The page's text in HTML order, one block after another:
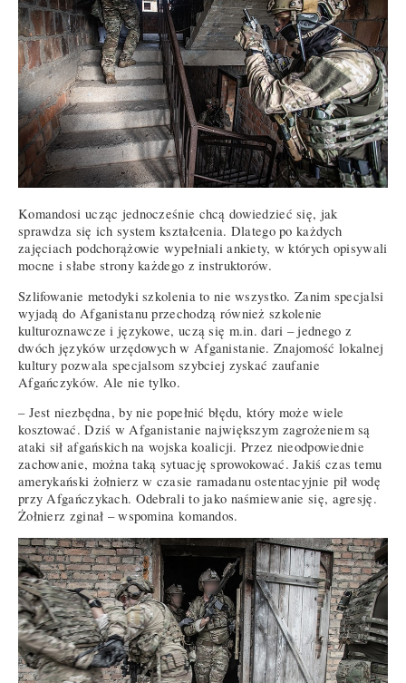
Komandosi ucząc jednocześnie chcą dowiedzieć się, jak
sprawdza się ich system kształcenia. Dlatego po każdych
zajęciach podchorążowie wypełniali ankiety, w których opisywali
mocne i słabe strony każdego z instruktorów.
Szlifowanie metodyki szkolenia to nie wszystko. Zanim specjalsi
wyjadą do Afganistanu przechodzą również szkolenie
kulturoznawcze i językowe, uczą się m.in. dari – jednego z
dwóch języków urzędowych w Afganistanie. Znajomość lokalnej
kultury pozwala specjalsom szybciej zyskać zaufanie
Afgańczyków. Ale nie tylko.
– Jest niezbędna, by nie popełnić błędu, który może wiele
kosztować. Dziś w Afganistanie największym zagrożeniem są
ataki sił afgańskich na wojska koalicji. Przez nieodpowiednie
zachowanie, można taką sytuację sprowokować. Jakiś czas temu
amerykański żołnierz w czasie ramadanu ostentacyjnie pił wodę
przy Afgańczykach. Odebrali to jako naśmiewanie się, agresję.
Żołnierz zginał – wspomina komandos.